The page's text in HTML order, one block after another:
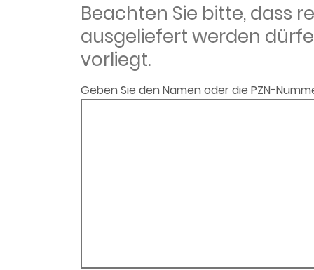
Beachten Sie bitte, dass
ausgeliefert werden
vorliegt.
Geben Sie den Namen oder die PZN-